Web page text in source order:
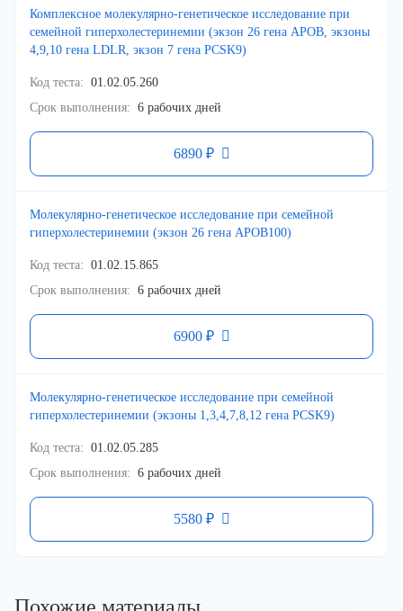
Комплексное молекулярно-генетическое исследование при
семейной гиперхолестеринемии (экзон 26 гена APOB, экзоны
4,9,10 гена LDLR, экзон 7 гена PCSK9)
Код теста 01.02.05.260
6890 ₽
Срок выполнения 6 рабочих дней
Молекулярно-генетическое исследование при семейной
гиперхолестеринемии (экзон 26 гена APOB100)
Код теста 01.02.15.865
6900 ₽
Срок выполнения 6 рабочих дней
Молекулярно-генетическое исследование при семейной
гиперхолестеринемии (экзоны 1,3,4,7,8,12 гена PCSK9)
Код теста 01.02.05.285
5580 ₽
Срок выполнения 6 рабочих дней
Похожие материалы